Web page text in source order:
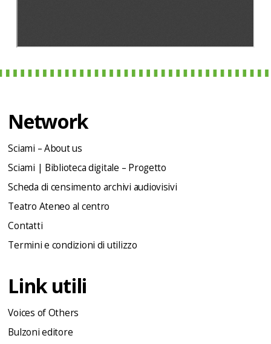
Network
Sciami – About us
Sciami | Biblioteca digitale – Progetto
Scheda di censimento archivi audiovisivi
Teatro Ateneo al centro
Contatti
Termini e condizioni di utilizzo
Link utili
Voices of Others
Bulzoni editore